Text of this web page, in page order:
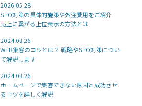
2026.05.28
SEO対策の具体的施策や外注費用をご紹介
売上に繋がる上位表示の方法とは
2024.08.26
WEB集客のコツとは？ 戦略やSEO対策につい
て解説します
2024.08.26
ホームページで集客できない原因と成功させ
るコツを詳しく解説